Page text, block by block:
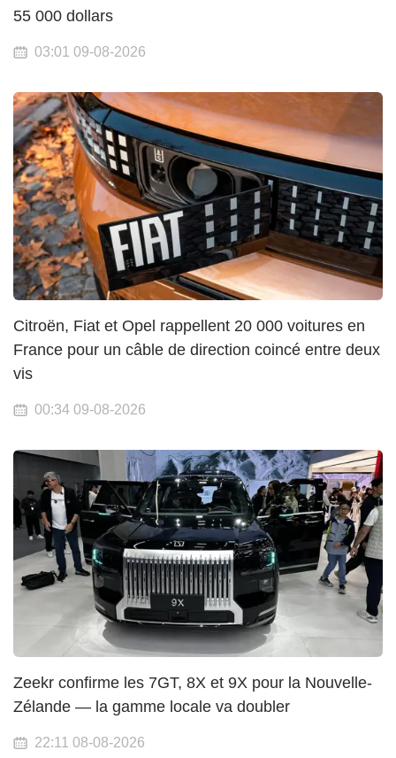
55 000 dollars
03:01 09-08-2026
Citroën, Fiat et Opel rappellent 20 000 voitures en
France pour un câble de direction coincé entre deux
vis
00:34 09-08-2026
Zeekr confirme les 7GT, 8X et 9X pour la Nouvelle-
Zélande — la gamme locale va doubler
22:11 08-08-2026